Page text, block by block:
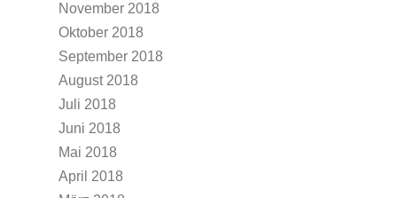
November 2018
Oktober 2018
September 2018
August 2018
Juli 2018
Juni 2018
Mai 2018
April 2018